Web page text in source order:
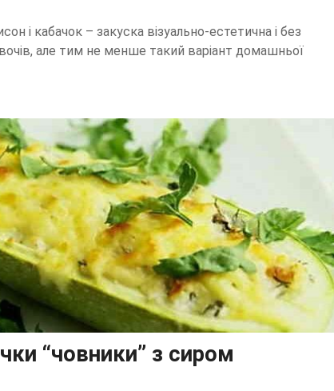
і кабачок – закуска візуально-естетична і без
але тим не менше такий варіант домашньої
“човники” з сиром